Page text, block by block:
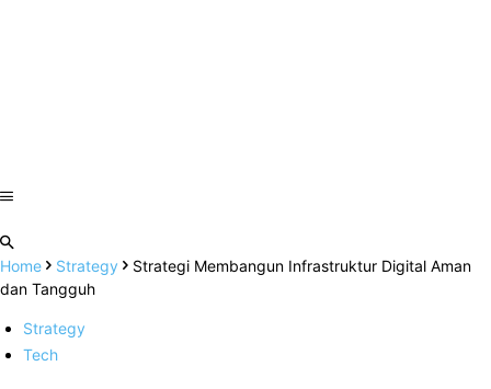
Home Strategy
Strategi Membangun Infrastruktur Digital Aman
dan Tangguh
Strategy
Tech